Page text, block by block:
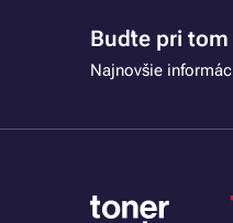
Buďte pri
Najnovšie